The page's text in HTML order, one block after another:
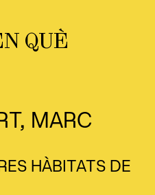
QUÈ
MARC
HÀBITATS DE